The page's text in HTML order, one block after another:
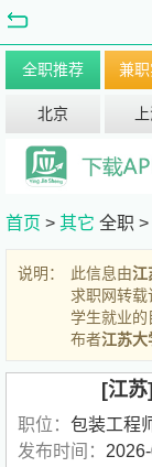
全职推荐 兼
北京
首页 > 其它 全职 >
说明： 此信息由江
求职网转载
学生就业的
布者江苏大
[江
职位： 包装工程
发布时间：